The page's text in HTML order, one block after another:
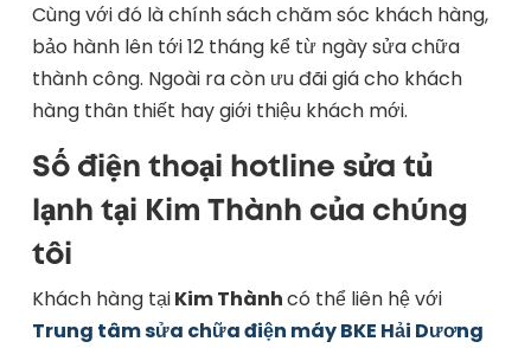
Cùng với đó là chính sách chăm sóc khách hàng,
bảo hành lên tới 12 tháng kể từ ngày sửa chữa
thành công. Ngoài ra còn ưu đãi giá cho khách
hàng thân thiết hay giới thiệu khách mới.
Số điện thoại hotline sửa tủ
lạnh tại Kim Thành của chúng
tôi
Khách hàng tạiKim Thànhcó thể liên hệ với
Trung tâm sửa chữa điện máy BKE Hải Dương